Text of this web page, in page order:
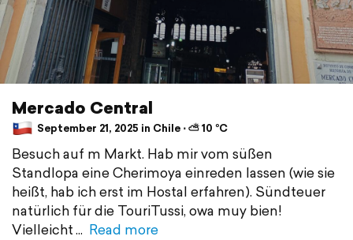
Mercado Central
September 21, 2025 in Chile ⋅ ⛅ 10 °C
Besuch auf m Markt. Hab mir vom süßen
Standlopa eine Cherimoya einreden lassen (wie sie
heißt, hab ich erst im Hostal erfahren). Sündteuer
natürlich für die TouriTussi, owa muy bien!
Vielleicht
Read more